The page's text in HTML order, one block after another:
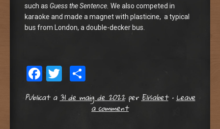
such as Guess the Sentence. We also competed in
karaoke and made a magnet with plasticine, a typical
bus from London, a double-decker bus.
Facebook
Twitter
Publicat a31 de maig de 2022perElisabet •Leave
a comment